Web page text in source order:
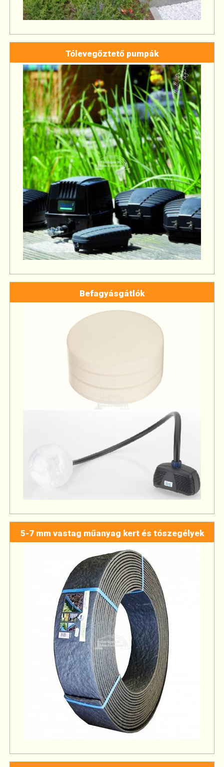
Tólevegőztető pumpák
Befagyásgátlók
5-7 mm vastag műanyag kert és tószegélyek